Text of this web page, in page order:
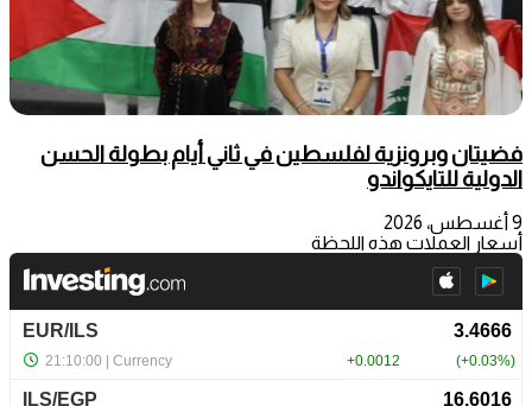
فضيتان وبرونزية لفلسطين في ثاني أيام بطولة الحسن
الدولية للتايكواندو
9 أغسطس، 2026
أسعار العملات هذه اللحظة